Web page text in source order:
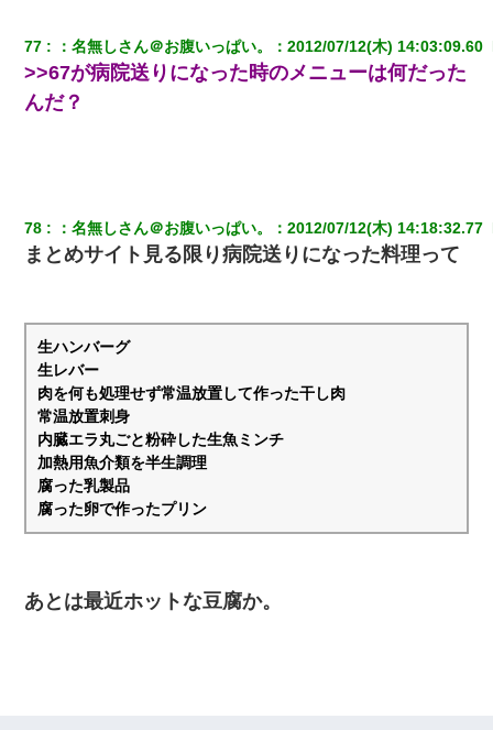
上司「何なの、この書類！！」私「あの‥」上司「今は私が話し
てるの！」私「ですから」上司「黙って聞きなさい！」私「それ
は」上司「言い訳しない！」→結果ｗｗｗｗｗ
9月に付き合い始めたけどこの、この人と結婚はないわと判断して
別れた。その元彼が交通事故で重体になっているらしく…
帯住宅にした。それに貯金使った」→私『離婚しよう』夫「え
っ」私『使った貯金はあげるから』→すると…
ワイ144kg彼女98kgデブカップル、1年間毎日行為しまくった結
全く親しくないママ友Aから突然「飲み会しよう」と誘われたがお
断りした。後日Aの企みを知ってゾッとするやら腹立つやら！
77 ：名無しさん＠お腹いっぱい。 ：2012/07/12(木) 14:03:09.60
>>67が病院送りになった時のメニューは何だった
んだ？
78 ：名無しさん＠お腹いっぱい。 ：2012/07/12(木) 14:18:32.77
まとめサイト見る限り病院送りになった料理って
生ハンバーグ
生レバー
肉を何も処理せず常温放置して作った干し肉
常温放置刺身
内臓エラ丸ごと粉砕した生魚ミンチ
加熱用魚介類を半生調理
腐った乳製品
腐った卵で作ったプリン
あとは最近ホットな豆腐か。